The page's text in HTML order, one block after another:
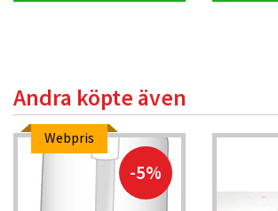
Andra köpte även
Webpris
-5%